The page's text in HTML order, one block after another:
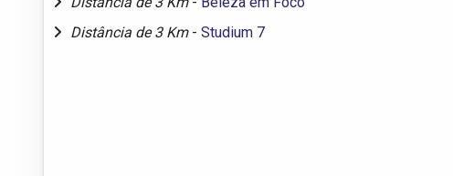
Distância de 3 Km - Studium 7